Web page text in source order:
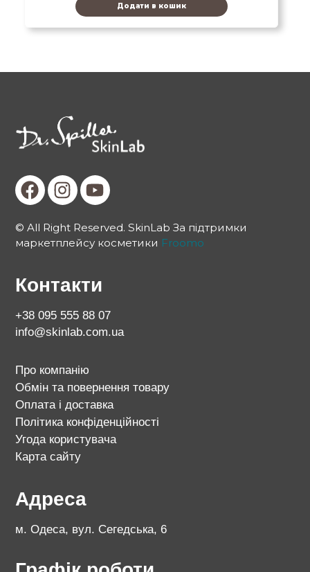
Додати в кошик
© All Right Reserved. SkinLab За підтримки
маркетплейсу косметики Froomo
Контакти
+38 095 555 88 07
info@skinlab.com.ua
Про компанію
Обмін та повернення товару
Оплата і доставка
Політика конфіденційності
Угода користувача
Карта сайту
Адреса
м. Одеса, вул. Сегедська, 6